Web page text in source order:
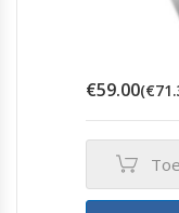
€59.00(€